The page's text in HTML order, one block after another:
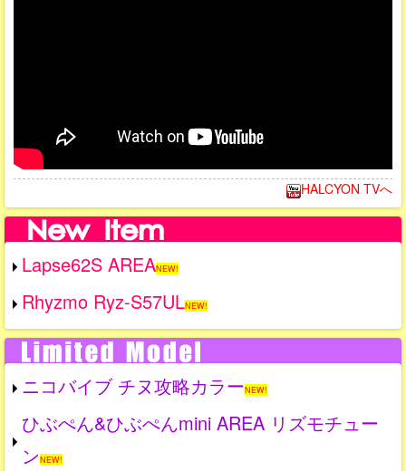
HALCYON TVへ
Lapse62S AREANEW!
Rhyzmo Ryz-S57ULNEW!
ニコバイブ チヌ攻略カラーNEW!
ひぶぺん&ひぶぺんmini AREA リズモチュー
ンNEW!